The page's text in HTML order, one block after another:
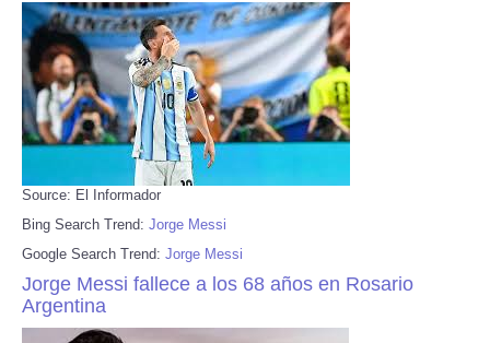
Source: El Informador
Bing Search Trend: Jorge Messi
Google Search Trend: Jorge Messi
Jorge Messi fallece a los 68 años en Rosario
Argentina